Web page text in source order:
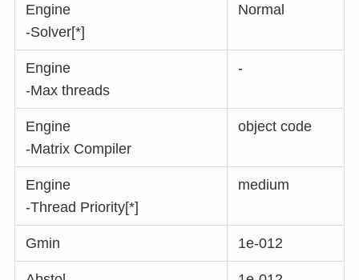
Engine
-Solver[*]
Normal
Engine
-Max threads
-
Engine
-Matrix Compiler
object code
Engine
-Thread Priority[*]
medium
Gmin 1e-012